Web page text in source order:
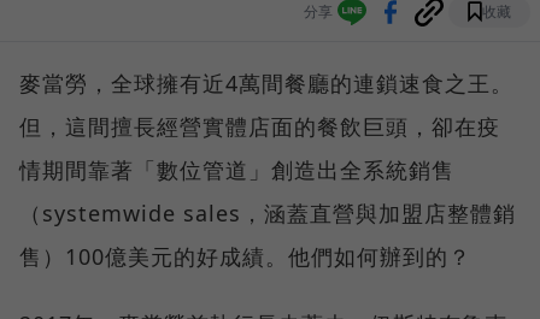
分享 收藏
麥當勞，全球擁有近4萬間餐廳的連鎖速食之王。
但，這間擅長經營實體店面的餐飲巨頭，卻在疫
情期間靠著「數位管道」創造出全系統銷售
（systemwide sales，涵蓋直營與加盟店整體銷
售）100億美元的好成績。他們如何辦到的？